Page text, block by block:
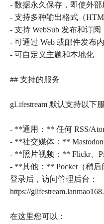
- 数据永久保存，即使外
- 支持多种输出格式（
- 支持 WebSub 发布和订阅
- 可通过 Web 或邮件发布
- 可自定义主题和本地化
## 支持的服务
gLifestream 默认支持以下
- **通用：** 任何 RSS/
- **社交媒体：**
- **照片视频：** Flickr、
- **其他：** Pocket（稍后
登录后，访问管理后台：
https://
在这里您可以：